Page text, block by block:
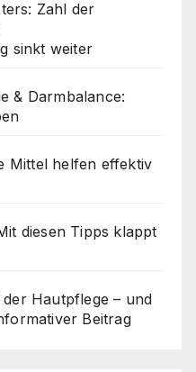
Zahl der
sinkt weiter
& Darmbalance:
Mittel helfen effektiv
diesen Tipps klappt
Hautpflege – und
Beitrag